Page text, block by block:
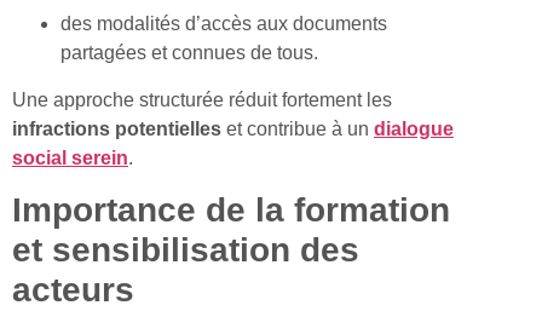
des modalités d’accès aux documents
partagées et connues de tous.
Une approche structurée réduit fortement les
infractions potentielles et contribue à un dialogue
social serein.
Importance de la formation
et sensibilisation des
acteurs